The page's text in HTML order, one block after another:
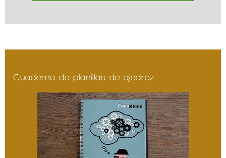
Cuaderno de planillas de ajedrez